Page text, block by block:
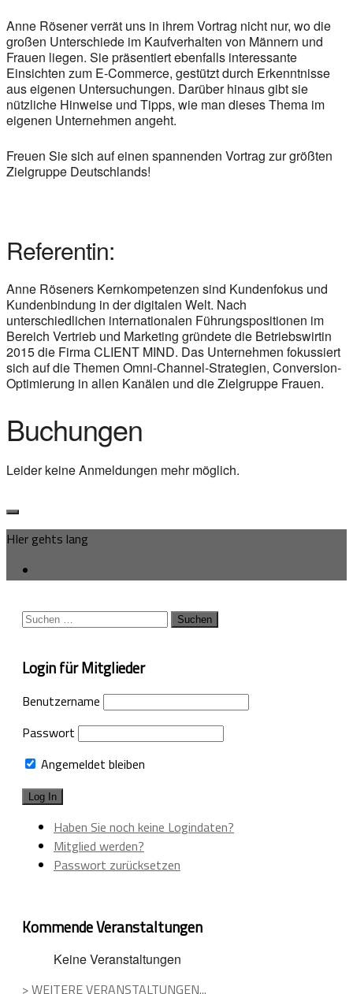
Anne Rösener verrät uns in ihrem Vortrag nicht nur, wo die
großen Unterschiede im Kaufverhalten von Männern und
Frauen liegen. Sie präsentiert ebenfalls interessante
Einsichten zum E-Commerce, gestützt durch Erkenntnisse
aus eigenen Untersuchungen. Darüber hinaus gibt sie
nützliche Hinweise und Tipps, wie man dieses Thema im
eigenen Unternehmen angeht.
Freuen Sie sich auf einen spannenden Vortrag zur größten
Zielgruppe Deutschlands!
Referentin:
Anne Röseners Kernkompetenzen sind Kundenfokus und
Kundenbindung in der digitalen Welt. Nach
unterschiedlichen internationalen Führungspositionen im
Bereich Vertrieb und Marketing gründete die Betriebswirtin
2015 die Firma CLIENT MIND. Das Unternehmen fokussiert
sich auf die Themen Omni-Channel-Strategien, Conversion-
Optimierung in allen Kanälen und die Zielgruppe Frauen.
Buchungen
Leider keine Anmeldungen mehr möglich.
HIer gehts lang
Suchen
Login für Mitglieder
Benutzername
Passwort
Angemeldet bleiben
Haben Sie noch keine Logindaten?
Mitglied werden?
Passwort zurücksetzen
Kommende Veranstaltungen
Keine Veranstaltungen
> WEITERE VERANSTALTUNGEN...